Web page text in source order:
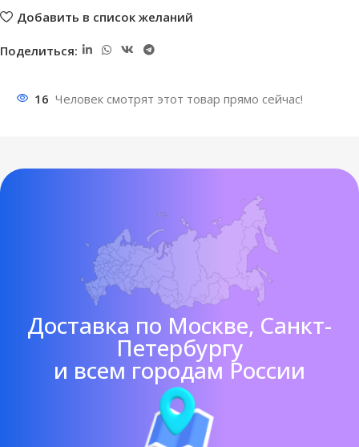
Добавить в список желаний
Поделиться:
16 Человек смотрят этот товар прямо сейчас!
Доставка по Москве, Санкт-
Петербургу
и всем городам России